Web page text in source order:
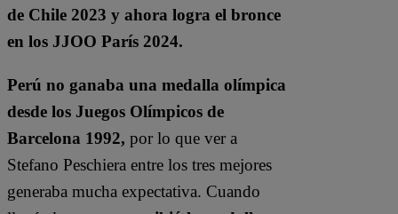
de Chile 2023 y ahora logra el bronce
en los JJOO París 2024.
Perú no ganaba una medalla olímpica
desde los Juegos Olímpicos de
Barcelona 1992, por lo que ver a
Stefano Peschiera entre los tres mejores
generaba mucha expectativa. Cuando